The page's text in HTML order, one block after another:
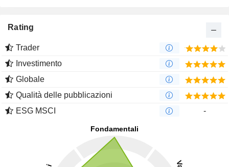
Rating
Trader
Investimento
Globale
Qualità delle pubblicazioni
ESG MSCI
-